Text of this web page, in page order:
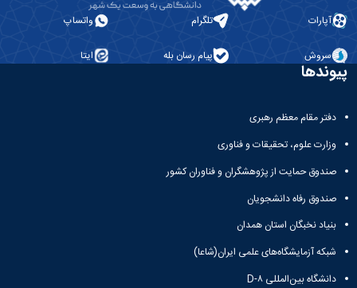
آپارات تلگرام واتساپ
سروش پیام رسان بله ایتا
پیوندها
دفتر مقام معظم رهبری
وزارت علوم، تحقیقات و فناوری
صندوق حمایت از پژوهشگران و فناوران کشور
صندوق رفاه دانشجویان
بنیاد نخبگان استان همدان
شبکه آزمایشگاه‌های علمی ایران(شاعا)
دانشگاه بین‌المللی D-۸